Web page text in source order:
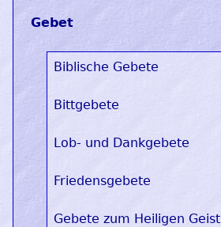
Gebet
Biblische Gebete
Bittgebete
Lob- und Dankgebete
Friedensgebete
Gebete zum Heiligen Geist